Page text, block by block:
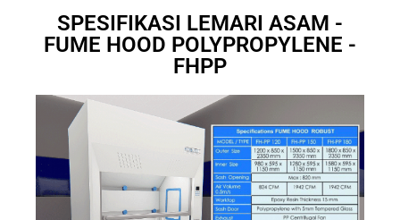
SPESIFIKASI LEMARI ASAM -
FUME HOOD POLYPROPYLENE -
FHPP